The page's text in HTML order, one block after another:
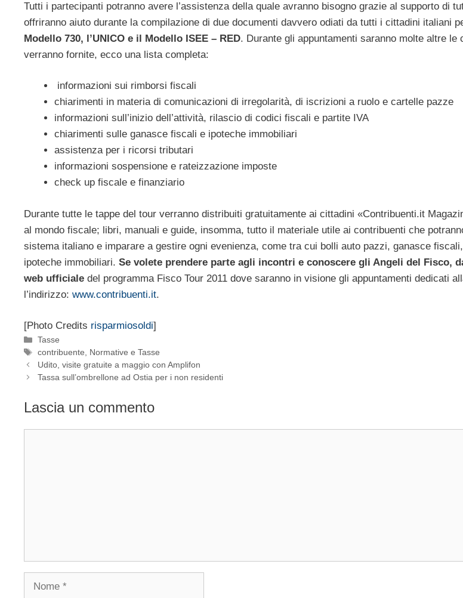
Tutti i partecipanti potranno avere l’assistenza della quale avranno bisogno grazie al supporto di
offriranno aiuto durante la compilazione di due documenti davvero odiati da tutti i cittadini italiani
Modello 730, l’UNICO e il Modello ISEE – RED. Durante gli appuntamenti saranno molte altre le
verranno fornite, ecco una lista completa:
informazioni sui rimborsi fiscali
chiarimenti in materia di comunicazioni di irregolarità, di iscrizioni a ruolo e cartelle pazze
informazioni sull’inizio dell’attività, rilascio di codici fiscali e partite IVA
chiarimenti sulle ganasce fiscali e ipoteche immobiliari
assistenza per i ricorsi tributari
informazioni sospensione e rateizzazione imposte
check up fiscale e finanziario
Durante tutte le tappe del tour verranno distribuiti gratuitamente ai cittadini «Contribuenti.it
al mondo fiscale; libri, manuali e guide, insomma, tutto il materiale utile ai contribuenti che
sistema italiano e imparare a gestire ogni evenienza, come tra cui bolli auto pazzi, ganasce
ipoteche immobiliari. Se volete prendere parte agli incontri e conoscere gli Angeli del Fisco,
web ufficiale del programma Fisco Tour 2011 dove saranno in visione gli appuntamenti dedicati
l’indirizzo: www.contribuenti.it.
[Photo Credits risparmiosoldi]
Categorie
Tasse
Tag
contribuente, Normative e Tasse
Udito, visite gratuite a maggio con Amplifon
Tassa sull’ombrellone ad Ostia per i non residenti
Lascia un commento